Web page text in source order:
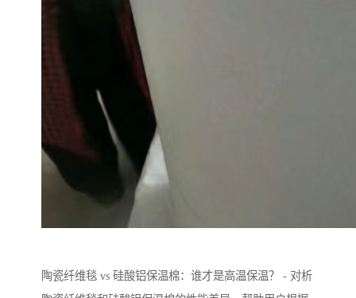
陶瓷纤维毯 vs 硅酸铝保温棉：谁才是高温保温？ - 对析